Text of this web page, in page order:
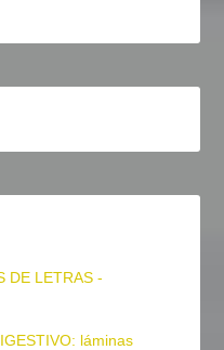
DE LETRAS -
láminas